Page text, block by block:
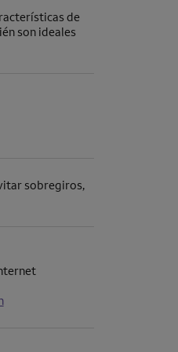
de
son ideales
sobregiros,